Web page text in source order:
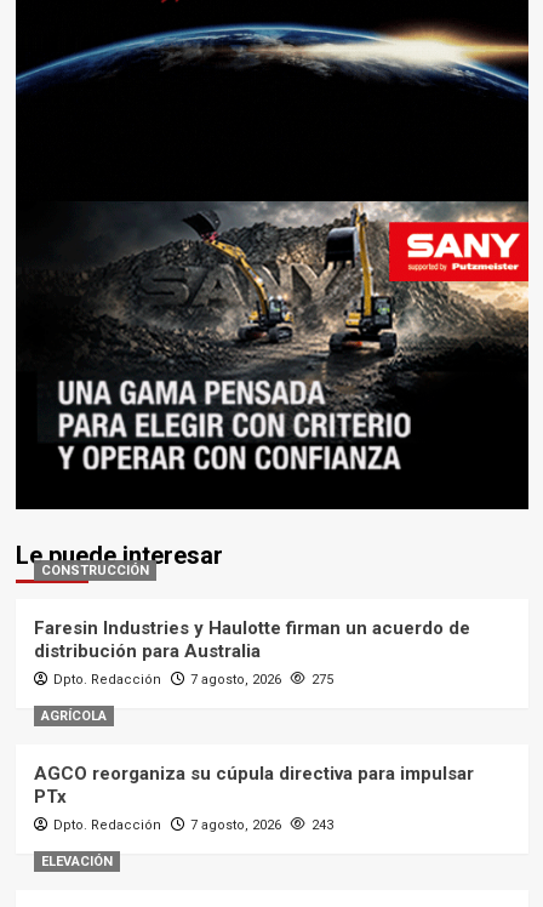
Le puede interesar
CONSTRUCCIÓN
Faresin Industries y Haulotte firman un acuerdo de
distribución para Australia
Dpto. Redacción 7 agosto, 2026 275
AGRÍCOLA
AGCO reorganiza su cúpula directiva para impulsar
PTx
Dpto. Redacción 7 agosto, 2026 243
ELEVACIÓN